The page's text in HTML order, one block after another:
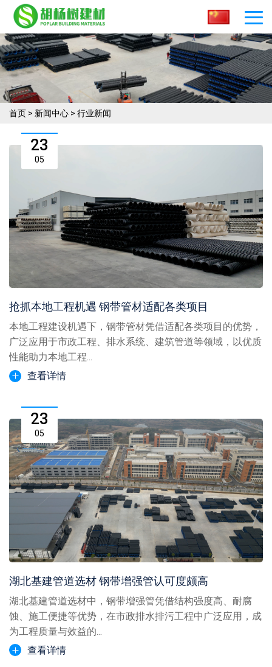
首页 > 新闻中心 > 行业新闻
23
05
抢抓本地工程机遇 钢带管材适配各类项目
本地工程建设机遇下，钢带管材凭借适配各类项目的优势，
广泛应用于市政工程、排水系统、建筑管道等领域，以优质
性能助力本地工程...
查看详情
23
05
湖北基建管道选材 钢带增强管认可度颇高
湖北基建管道选材中，钢带增强管凭借结构强度高、耐腐
蚀、施工便捷等优势，在市政排水排污工程中广泛应用，成
为工程质量与效益的...
查看详情